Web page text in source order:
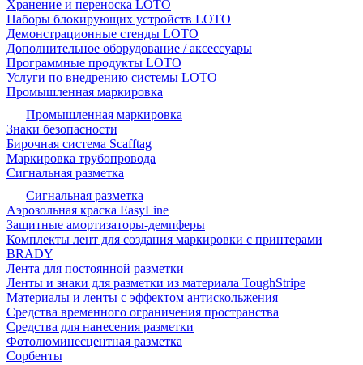
Хранение и переноска LOTO
Наборы блокирующих устройств LOTO
Демонстрационные стенды LOTO
Дополнительное оборудование / аксессуары
Программные продукты LOTO
Услуги по внедрению системы LOTO
Промышленная маркировка
Промышленная маркировка
Знаки безопасности
Бирочная система Scafftag
Маркировка трубопровода
Сигнальная разметка
Сигнальная разметка
Аэрозольная краска EasyLine
Защитные амортизаторы-демпферы
Комплекты лент для создания маркировки с принтерами
BRADY
Лента для постоянной разметки
Ленты и знаки для разметки из материала ToughStripe
Материалы и ленты с эффектом антискольжения
Средства временного ограничения пространства
Средства для нанесения разметки
Фотолюминесцентная разметка
Сорбенты